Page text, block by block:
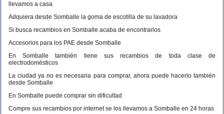
llevamos a casa
Adquiera desde Somballe la goma de escotilla de su lavadora
Si busca recambios en Somballe acaba de encontrarlos
Accesorios para los PAE desde Somballe
En Somballe también tiene sus recambios de toda clase de
electrodomésticos
La ciudad ya no es necesaria para comprar, ahora puede hacerlo también
desde Somballe
En Somballe puede comprar sin dificultad
Compre sus recambios por internet se los llevamos a Somballe en 24 horas